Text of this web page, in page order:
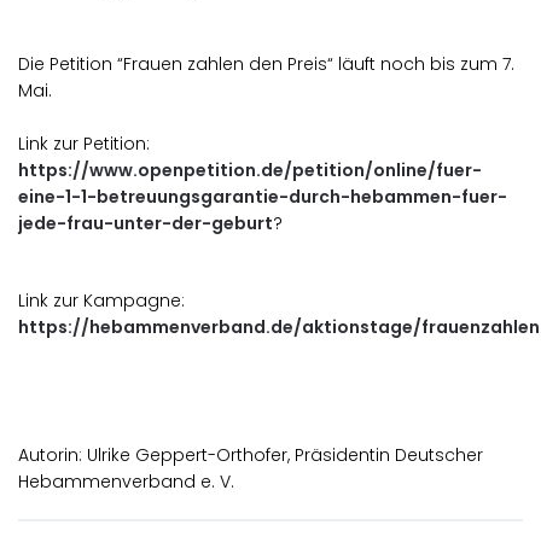
Die Petition “Frauen zahlen den Preis“ läuft noch bis zum 7.
Mai.
Link zur Petition:
https://www.openpetition.de/petition/online/fuer-
eine-1-1-betreuungsgarantie-durch-hebammen-fuer-
jede-frau-unter-der-geburt?
Link zur Kampagne:
https://hebammenverband.de/aktionstage/
Autorin: Ulrike Geppert-Orthofer, Präsidentin Deutscher
Hebammenverband e. V.